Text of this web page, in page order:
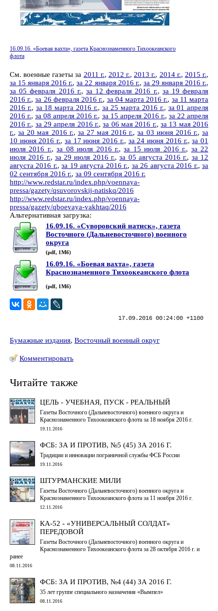
16.09.16. «Боевая вахта», газета Краснознаменного Тихоокеанского
флота
См. военные газеты за 2011 г., 2012 г., 2013 г., 2014 г., 2015 г.,
за 15 января 2016 г.,за 22 января 2016 г., за 29 января 2016 г.,
за 05 февраля 2016 г., за 12 февраля 2016 г., за 19 февраля
2016 г.,за 26 февраля 2016 г., за 04 марта 2016 г., за 11 марта
2016 г., за 18 марта 2016 г., за 25 марта 2016 г., за 01 апреля
2016 г.,за 08 апреля 2016 г., за 15 апреля 2016 г., за 22 апреля
2016 г., за 29 апреля 2016 г.,за 06 мая 2016 г.,за 13 мая 2016
г.,за 20 мая 2016 г., за 27 мая 2016 г.,за 03 июня 2016 г., за
10 июня 2016 г., за 17 июня 2016 г., за 24 июня 2016 г.,за 01
июля 2016 г.,за 08 июля 2016 г.,за 15 июля 2016 г., за 22
июля 2016 г., за 29 июля 2016 г.,за 05 августа 2016 г., за 12
августа 2016 г.,за 19 августа 2016 г., за 26 августа 2016 г.,за
02 сентября 2016 г., за 09 сентября 2016 г.
http://www.redstar.ru/index.php/voennaya-
pressa/gazety/qsuvorovskij-natiskq/2016
http://www.redstar.ru/index.php/voennaya-
pressa/gazety/qboevaya-vakhtaq/2016
Альтернативная загрузка:
16.09.16. «Суворовский натиск», газета
Восточного (Дальневосточного) военного
округа
(pdf, 1Мб)
16.09.16. «Боевая вахта», газета
Краснознаменного Тихоокеанского флота
(pdf, 1Мб)
17.09.2016 00:24:00 +1100
Бумажные издания, Восточный военный округ
Комментировать
Читайте также
ЦЕЛЬ - УЧЕБНАЯ, ПУСК - РЕАЛЬНЫЙ
Газеты Восточного (Дальневосточного) военного округа и
Краснознаменного Тихоокеанского флота за 18 ноября 2016 г.
19.11.2016
ФСБ: ЗА И ПРОТИВ, №5 (45) ЗА 2016 Г.
Традиции и инновации пограничной службы ФСБ России
19.11.2016
ШТУРМАНСКИЕ МИЛИ
Газеты Восточного (Дальневосточного) военного округа и
Краснознаменного Тихоокеанского флота за 11 ноября 2016 г.
12.11.2016
КА-52 - «УНИВЕРСАЛЬНЫЙ СОЛДАТ»
ПЕРЕДОВОЙ
Газеты Восточного (Дальневосточного) военного округа и
Краснознаменного Тихоокеанского флота за 28 октября 2016 г. и
ранее
08.11.2016
ФСБ: ЗА И ПРОТИВ, №4 (44) ЗА 2016 Г.
35 лет группе специального назначения «Вымпел»
08.11.2016